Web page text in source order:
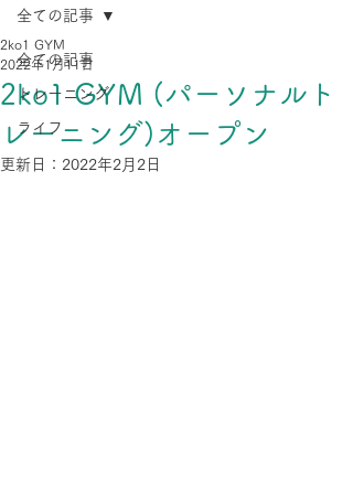
全ての記事
トレーニング
ライフ
全ての記事
2ko1 GYM (パーソナルト
レーニング)オープン
2ko1 GYM
2022年1月11日
更新日： 2022年2月2日